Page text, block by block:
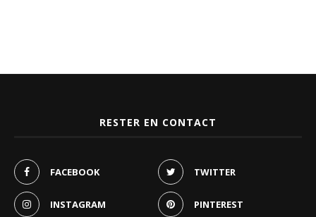
RESTER EN CONTACT
FACEBOOK TWITTER
INSTAGRAM PINTEREST